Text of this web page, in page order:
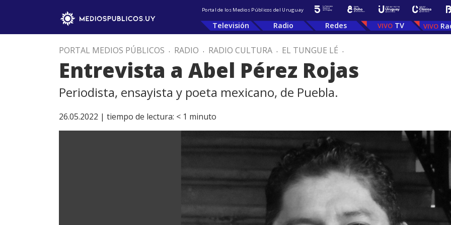
Portal de los Medios Públicos del Uruguay
Televisión Radio Redes TV
PORTAL MEDIOS PÚBLICOS . RADIO . RADIO CULTURA . EL TUNGUE LÉ .
Entrevista a Abel Pérez Rojas
Periodista, ensayista y poeta mexicano, de Puebla.
26.05.2022 | tiempo de lectura: < 1 minuto